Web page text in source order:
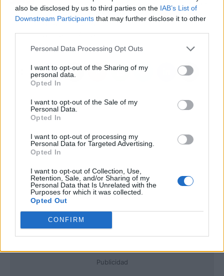
also be disclosed by us to third parties on the IAB’s List of
Downstream Participants that may further disclose it to other
Personal Data Processing Opt Outs
I want to opt-out of the Sharing of my
personal data.
Opted In
I want to opt-out of the Sale of my
Personal Data.
Opted In
I want to opt-out of processing my
Personal Data for Targeted Advertising.
Opted In
I want to opt-out of Collection, Use,
Retention, Sale, and/or Sharing of my
Personal Data that Is Unrelated with the
Purposes for which it was collected.
Opted Out
CONFIRM
pierde afiliados en
agosto pero se
consolida la creación de
contratos indefinidos
el parque de Cabárceno,
Cantabria, hasta agosto
Publicidad